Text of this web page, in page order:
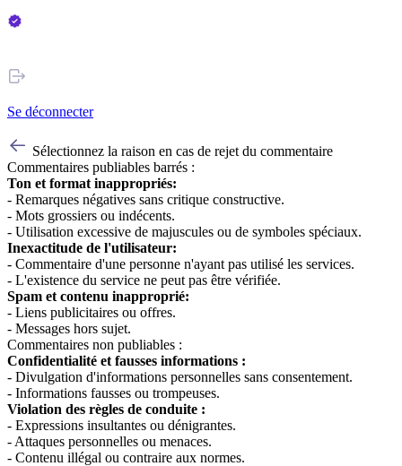
Se déconnecter
Sélectionnez la raison en cas de rejet du commentaire
Commentaires publiables barrés :
Ton et format inappropriés:
- Remarques négatives sans critique constructive.
- Mots grossiers ou indécents.
- Utilisation excessive de majuscules ou de symboles spéciaux.
Inexactitude de l'utilisateur:
- Commentaire d'une personne n'ayant pas utilisé les services.
- L'existence du service ne peut pas être vérifiée.
Spam et contenu inapproprié:
- Liens publicitaires ou offres.
- Messages hors sujet.
Commentaires non publiables :
Confidentialité et fausses informations :
- Divulgation d'informations personnelles sans consentement.
- Informations fausses ou trompeuses.
Violation des règles de conduite :
- Expressions insultantes ou dénigrantes.
- Attaques personnelles ou menaces.
- Contenu illégal ou contraire aux normes.